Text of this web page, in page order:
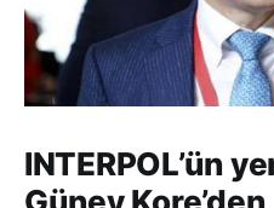
INTERPOL’ün